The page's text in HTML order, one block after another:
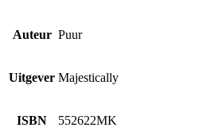
Auteur Puur
Uitgever Majestically
ISBN 552622MK